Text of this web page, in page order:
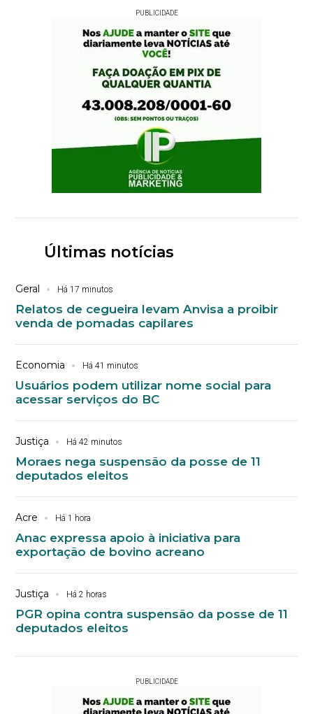
PUBLICIDADE
Últimas notícias
Geral Há 17 minutos
Relatos de cegueira levam Anvisa a proibir
venda de pomadas capilares
Economia Há 41 minutos
Usuários podem utilizar nome social para
acessar serviços do BC
Justiça Há 42 minutos
Moraes nega suspensão da posse de 11
deputados eleitos
Acre Há 1 hora
Anac expressa apoio à iniciativa para
exportação de bovino acreano
Justiça Há 2 horas
PGR opina contra suspensão da posse de 11
deputados eleitos
PUBLICIDADE